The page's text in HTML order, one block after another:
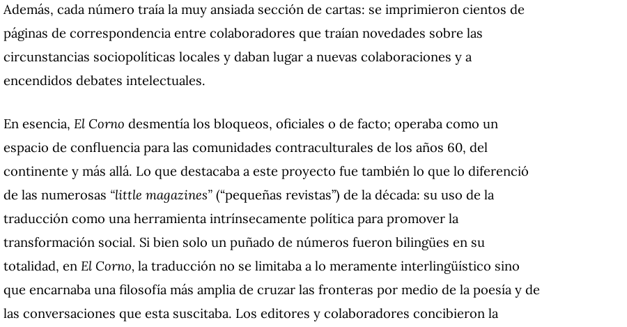
Además, cada número traía la muy ansiada sección de cartas: se imprimieron cientos de
páginas de correspondencia entre colaboradores que traían novedades sobre las
circunstancias sociopolíticas locales y daban lugar a nuevas colaboraciones y a
encendidos debates intelectuales.
En esencia, El Corno desmentía los bloqueos, oficiales o de facto; operaba como un
espacio de confluencia para las comunidades contraculturales de los años 60, del
continente y más allá. Lo que destacaba a este proyecto fue también lo que lo diferenció
de las numerosas “little magazines” (“pequeñas revistas”) de la década: su uso de la
traducción como una herramienta intrínsecamente política para promover la
transformación social. Si bien solo un puñado de números fueron bilingües en su
totalidad, en El Corno, la traducción no se limitaba a lo meramente interlingüístico sino
que encarnaba una filosofía más amplia de cruzar las fronteras por medio de la poesía y de
las conversaciones que esta suscitaba. Los editores y colaboradores concibieron la